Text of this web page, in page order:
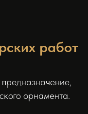
работ
орнамента.